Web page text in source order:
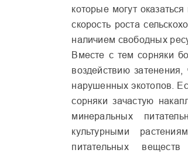
которые могут
скорость роста
наличием свобод­ных
Вместе с тем сорняки
воздействию
нарушенных экотопов.
сорняки зачастую
мине­ральных
культурными
питательных